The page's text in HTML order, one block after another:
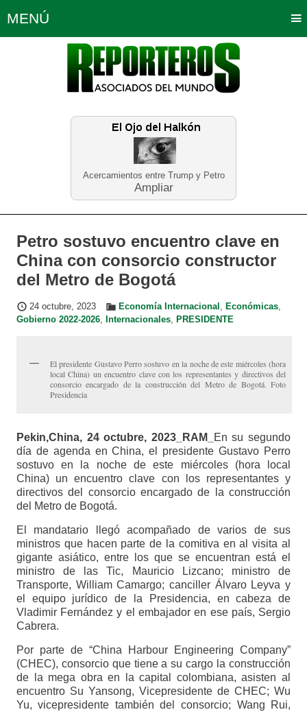
Acercamientos entre Trump y Petro
Ampliar
MENÚ
Política Opinión Bogotá
Planeta Tierra Deportes
Educación Neira
Petro sostuvo encuentro clave en
China con consorcio constructor
del Metro de Bogotá
24 octubre, 2023 Economía Internacional , Económicas,
Gobierno 2022-2026, Internacionales, PRESIDENTE
El presidente Gustavo Perro sostuvo en la noche de este miércoles (hora
local China) un encuentro clave con los representantes y directivos del
consorcio encargado de la construcción del Metro de Bogotá. Foto
Presidencia
Pekin,China, 24 octubre, 2023_RAM_
En su segundo
día de agenda en China, el presidente Gustavo Perro
sostuvo en la noche de este miércoles (hora local
China) un encuentro clave con los representantes y
directivos del consorcio encargado de la construcción
del Metro de Bogotá.
El mandatario llegó acompañado de varios de sus
ministros que hacen parte de la comitiva en al visita al
gigante asiático, entre los que se encuentran está el
ministro de las Tic, Mauricio Lizcano; ministro de
Transporte, William Camargo; canciller Álvaro Leyva y
el equipo jurídico de la Presidencia, en cabeza de
Vladimir Fernández y el embajador en ese país, Sergio
Cabrera.
Por parte de “China Harbour Engineering Company”
(CHEC), consorcio que tiene a su cargo la construcción
de la mega obra en la capital colombiana, asisten al
encuentro Su Yansong, Vicepresidente de CHEC; Wu
Yu, vicepresidente también del consorcio; Wang Rui,